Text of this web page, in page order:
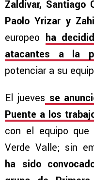
Zaldívar, Santiago
Paolo Yrizar y
europeo ha
atacantes a la
potenciar a su
El jueves se
Puente a los
con el equipo
Verde Valle; sin
ha sido